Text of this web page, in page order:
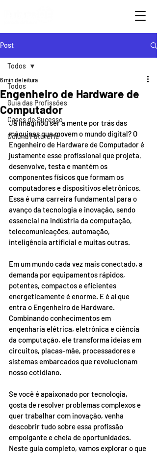
Post
Todos
Guia das Profissões
Cases de Sucesso
Coluna FutureMe
Todos
Engenheiro de Hardware de
Computador
6 min de leitura
Já imaginou ser a mente por trás das
máquinas que movem o mundo digital? O
Engenheiro de Hardware de Computador é
justamente esse profissional que projeta,
desenvolve, testa e mantém os
componentes físicos que formam os
computadores e dispositivos eletrônicos.
Essa é uma carreira fundamental para o
avanço da tecnologia e inovação, sendo
essencial na indústria da computação,
telecomunicações, automação,
inteligência artificial e muitas outras.
Em um mundo cada vez mais conectado, a
demanda por equipamentos rápidos,
potentes, compactos e eficientes
energeticamente é enorme. E é aí que
entra o Engenheiro de Hardware.
Combinando conhecimentos em
engenharia elétrica, eletrônica e ciência
da computação, ele transforma ideias em
circuitos, placas-mãe, processadores e
sistemas embarcados que revolucionam
nosso cotidiano.
Se você é apaixonado por tecnologia,
gosta de resolver problemas complexos e
quer trabalhar com inovação, venha
descobrir tudo sobre essa profissão
empolgante e cheia de oportunidades.
Neste guia completo, vamos explorar o que